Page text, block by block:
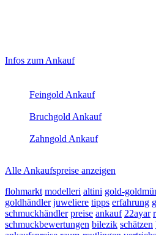
Sidebar
Infos zum Ankauf
Feingold Ankauf
Bruchgold Ankauf
Zahngold Ankauf
Alle Ankaufspreise anzeigen
flohmarkt modelleri altini gold-
goldhändler juweliere tipps erfahrung
schmuckhändler preise ankauf 22ayar
schmuckbewertungen bilezik schätzen